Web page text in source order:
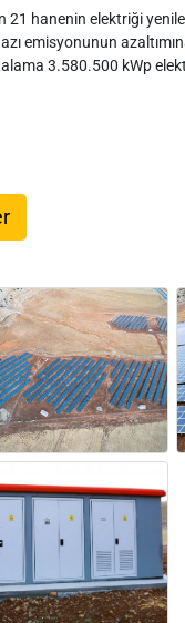
hanenin elektriği
emisyonunun
3.580.500 kWp